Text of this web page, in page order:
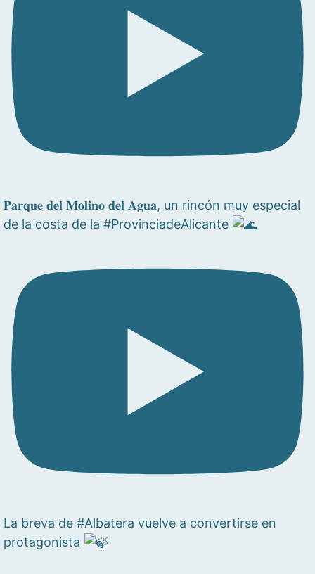
𝐏𝐚𝐫𝐪𝐮𝐞 𝐝𝐞𝐥 𝐌𝐨𝐥𝐢𝐧𝐨 𝐝𝐞𝐥 𝐀𝐠𝐮𝐚, un rincón muy especial
de la costa de la #ProvinciadeAlicante
La breva de #Albatera vuelve a convertirse en
protagonista